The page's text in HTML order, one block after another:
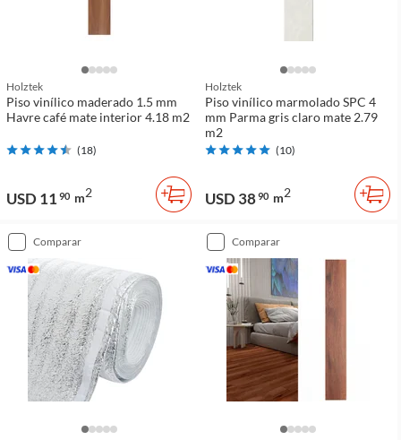
Holztek
Piso vinílico maderado 1.5 mm
Havre café mate interior 4.18 m2
(18)
USD 11 90 m2
Holztek
Piso vinílico marmolado SPC 4
mm Parma gris claro mate 2.79
m2
(10)
USD 3890 m2
comparar comparar